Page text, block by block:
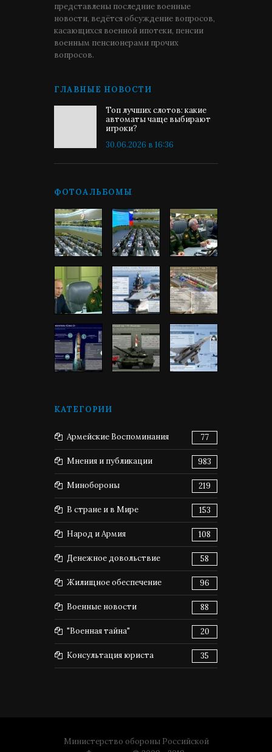
представлены последние военные
новости, ведётся обсуждение вопросов,
касающихся военной ипотеки, пенсии
военным пенсионерами прочих
вопросов.
ГЛАВНЫЕ НОВОСТИ
Топ лучших слотов: какие
автоматы чаще выбирают
игроки?
30.06.2026 в 16:36
ФОТОАЛЬБОМЫ
КАТЕГОРИИ
Армейские Воспоминания 77
Мнения и публикации 983
Минобороны 219
В стране и в Мире 153
Народ и Армия 108
Денежное довольствие 58
Жилищное обеспечение 96
Военные новости 88
"Военная тайна" 20
Консультация юриста 35
Министерство обороны Российской